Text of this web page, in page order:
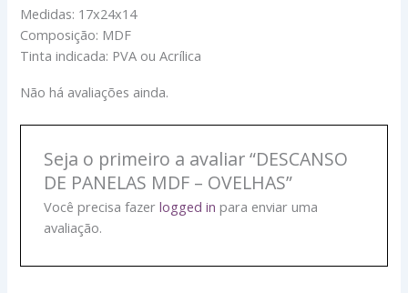
Medidas: 17x24x14
Composição: MDF
Tinta indicada: PVA ou Acrílica
Não há avaliações ainda.
Seja o primeiro a avaliar “DESCANSO
DE PANELAS MDF – OVELHAS”
Você precisa fazer logged in para enviar uma
avaliação.